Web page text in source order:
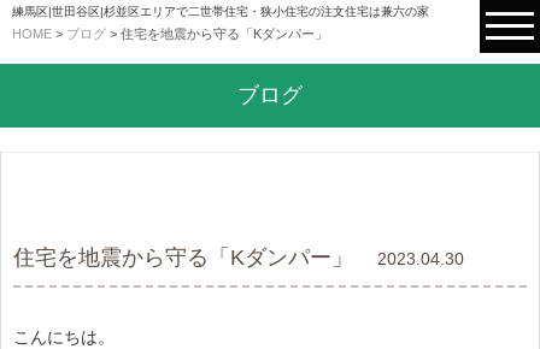
練馬区|世田谷区|杉並区エリアで二世帯住宅・狭小住宅の注文住宅は兼六の家
HOME > ブログ > 住宅を地震から守る「Kダンパー」
ブログ
住宅を地震から守る「Kダンパー」 2023.04.30
こんにちは。